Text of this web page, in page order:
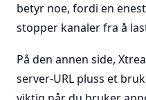
betyr noe, fordi en
stopper kanaler fra å
På den annen side,
server-URL pluss et